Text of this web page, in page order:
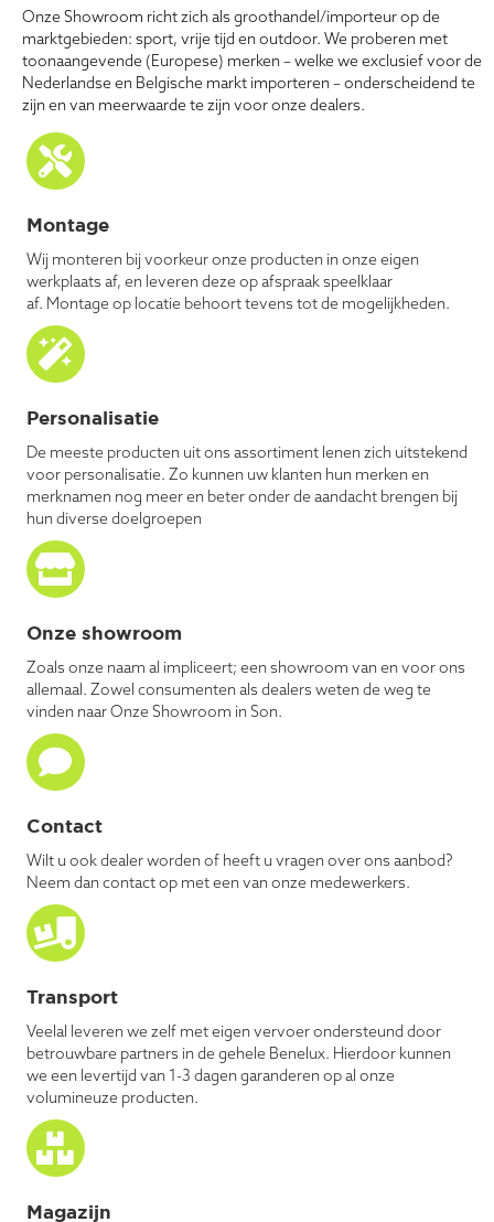
Onze Showroom richt zich als groothandel/importeur op de
marktgebieden: sport, vrije tijd en outdoor. We proberen met
toonaangevende (Europese) merken – welke we exclusief voor de
Nederlandse en Belgische markt importeren – onderscheidend te
zijn en van meerwaarde te zijn voor onze dealers.
Montage
Wij monteren bij voorkeur onze producten in onze eigen
werkplaats af, en leveren deze op afspraak speelklaar
af. Montage op locatie behoort tevens tot de mogelijkheden.
Personalisatie
De meeste producten uit ons assortiment lenen zich uitstekend
voor personalisatie. Zo kunnen uw klanten hun merken en
merknamen nog meer en beter onder de aandacht brengen bij
hun diverse doelgroepen
Onze showroom
Zoals onze naam al impliceert; een showroom van en voor ons
allemaal. Zowel consumenten als dealers weten de weg te
vinden naar Onze Showroom in Son.
Contact
Wilt u ook dealer worden of heeft u vragen over ons aanbod?
Neem dan contact op met een van onze medewerkers.
Transport
Veelal leveren we zelf met eigen vervoer ondersteund door
betrouwbare partners in de gehele Benelux. Hierdoor kunnen
we een levertijd van 1-3 dagen garanderen op al onze
volumineuze producten.
Magazijn